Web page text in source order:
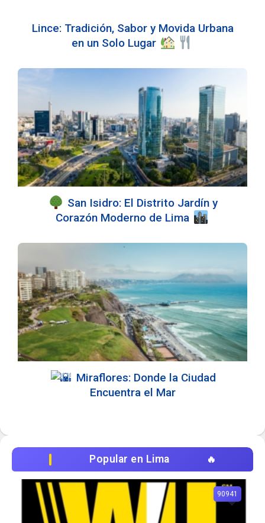
Lince: Tradición, Sabor y Movida Urbana
en un Solo Lugar
San Isidro: El Distrito Jardín y
Corazón Moderno de Lima
Miraflores: Donde la Ciudad
Encuentra el Mar
Popular en Lima
90941